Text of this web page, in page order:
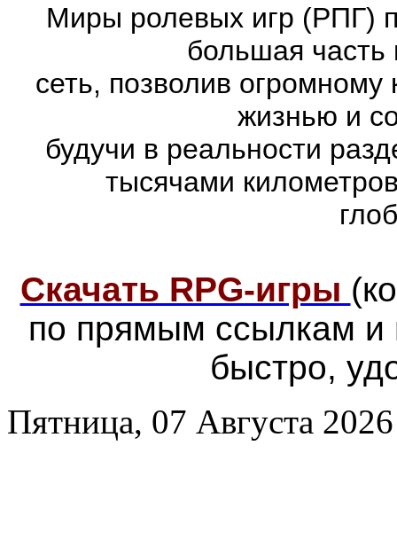
Миры ролевых игр (РПГ)
большая часть
сеть, позволив огромному
жизнью и
будучи в реальности
тысячами
Скачать RPG-игры
по прямым ссылкам и
быстро,
Пятница, 07 Августа 2026